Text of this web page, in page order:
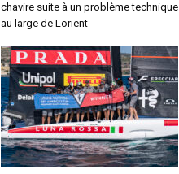
chavire suite à un problème technique
au large de Lorient